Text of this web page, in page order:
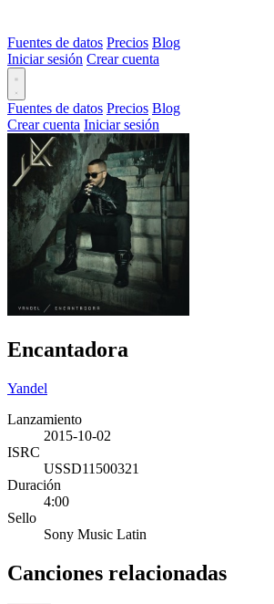
Fuentes de datos Precios Blog
Iniciar sesión Crear cuenta
Fuentes de datos Precios Blog
Crear cuenta Iniciar sesión
Encantadora
Yandel
Lanzamiento
2015-10-02
ISRC
USSD11500321
Duración
4:00
Sello
Sony Music Latin
Canciones relacionadas